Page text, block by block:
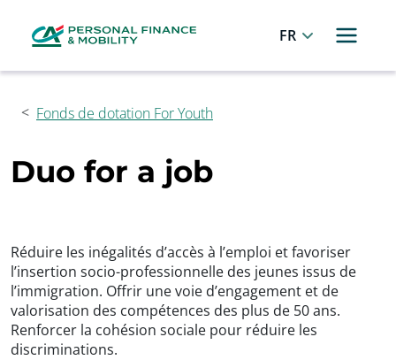
Allez au menu principal
Allez au contenu
Allez au pied de page Français
Fonds de dotation For Youth
Duo for a job
Réduire les inégalités d’accès à l’emploi et favoriser
l’insertion socio-professionnelle des jeunes issus de
l’immigration. Offrir une voie d’engagement et de
valorisation des compétences des plus de 50 ans.
Renforcer la cohésion sociale pour réduire les
discriminations.